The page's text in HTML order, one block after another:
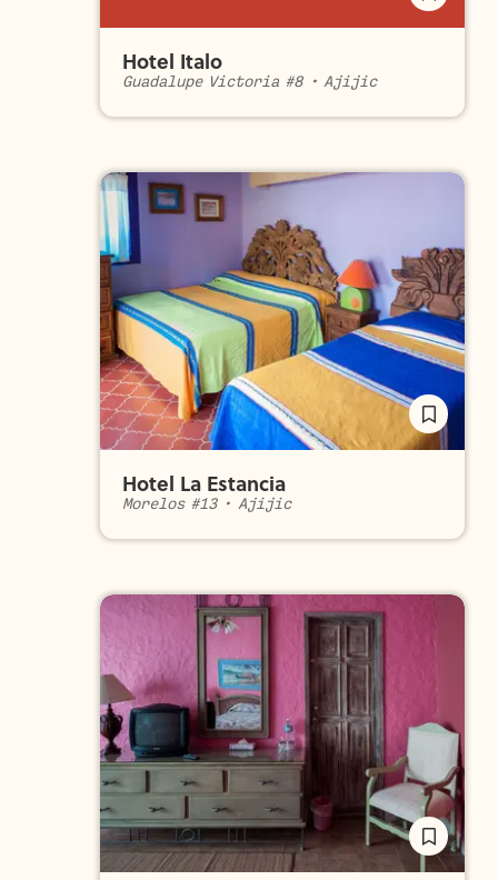
Hotel Italo
Guadalupe Victoria #8• Ajijic
Hotel La Estancia
Morelos #13• Ajijic